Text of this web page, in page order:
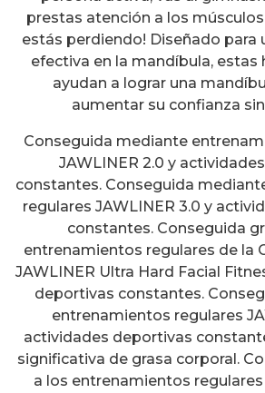
prestas atención a los músculos
estás perdiendo! Diseñado para
efectiva en la mandíbula, estas
ayudan a lograr una
aumentar su confianza
Conseguida mediante
JAWLINER 2.0 y
constantes. Conseguida
regulares JAWLINER 3.0 y
constantes. Conseguida
entrenamientos regulares de la
JAWLINER Ultra Hard Facial
deportivas constantes.
entrenamientos regulares
actividades deportivas
significativa de grasa corporal.
a los entrenamientos